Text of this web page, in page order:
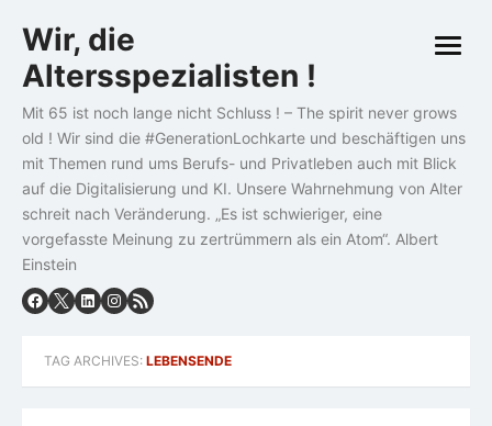
to
content
Wir, die
Altersspezialisten !
Mit 65 ist noch lange nicht Schluss ! – The spirit never grows
old ! Wir sind die #GenerationLochkarte und beschäftigen uns
mit Themen rund ums Berufs- und Privatleben auch mit Blick
auf die Digitalisierung und KI. Unsere Wahrnehmung von Alter
schreit nach Veränderung. „Es ist schwieriger, eine
vorgefasste Meinung zu zertrümmern als ein Atom“. Albert
Einstein
open
TAG ARCHIVES: LEBENSENDE